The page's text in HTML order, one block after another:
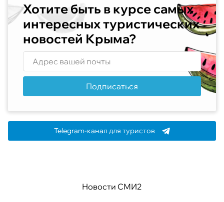
Хотите быть в курсе самых
интересных туристических
новостей Крыма?
Подписаться
Telegram-канал для туристов
Новости СМИ2